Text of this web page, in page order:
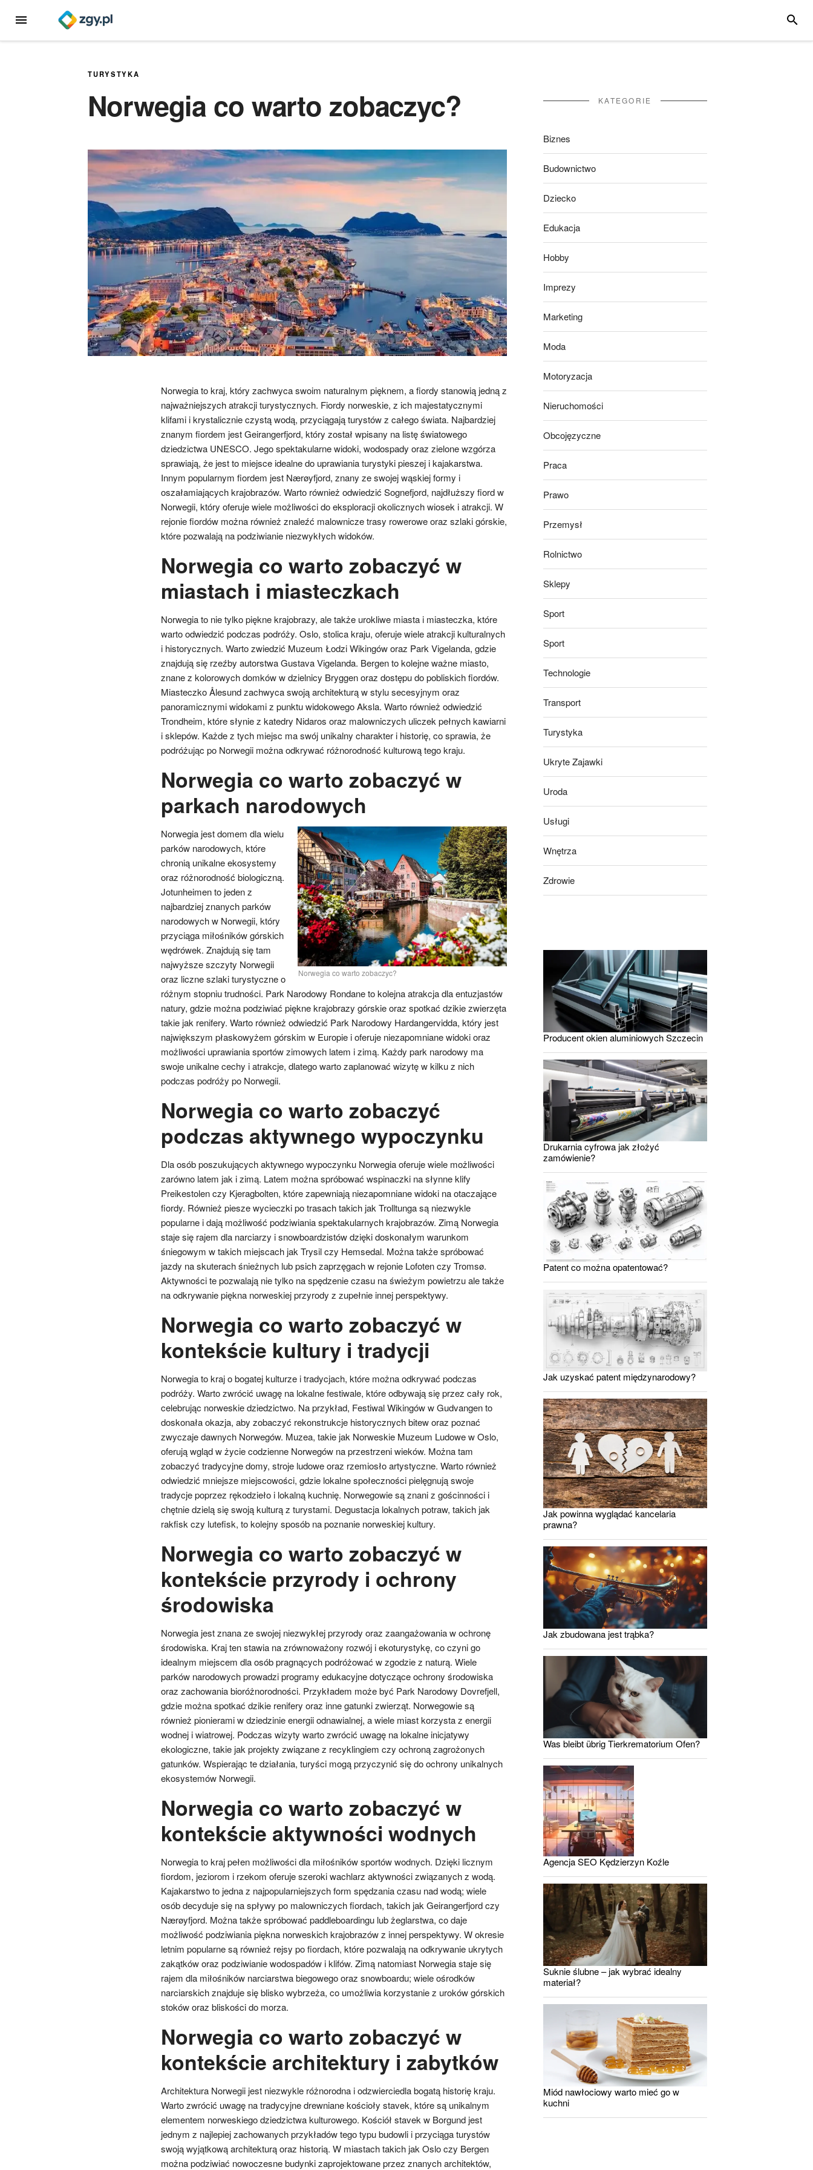
MENU
TURYSTYKA
Norwegia co warto zobaczyc?
Norwegia to kraj, który zachwyca swoim naturalnym pięknem, a fiordy stanowią jedną z
najważniejszych atrakcji turystycznych. Fiordy norweskie, z ich majestatycznymi
klifami i krystalicznie czystą wodą, przyciągają turystów z całego świata. Najbardziej
znanym fiordem jest Geirangerfjord, który został wpisany na listę światowego
dziedzictwa UNESCO. Jego spektakularne widoki, wodospady oraz zielone wzgórza
sprawiają, że jest to miejsce idealne do uprawiania turystyki pieszej i kajakarstwa.
Innym popularnym fiordem jest Nærøyfjord, znany ze swojej wąskiej formy i
oszałamiających krajobrazów. Warto również odwiedzić Sognefjord, najdłuższy fiord w
Norwegii, który oferuje wiele możliwości do eksploracji okolicznych wiosek i atrakcji. W
rejonie fiordów można również znaleźć malownicze trasy rowerowe oraz szlaki górskie,
które pozwalają na podziwianie niezwykłych widoków.
Norwegia co warto zobaczyć w
miastach i miasteczkach
Norwegia to nie tylko piękne krajobrazy, ale także urokliwe miasta i miasteczka, które
warto odwiedzić podczas podróży. Oslo, stolica kraju, oferuje wiele atrakcji kulturalnych
i historycznych. Warto zwiedzić Muzeum Łodzi Wikingów oraz Park Vigelanda, gdzie
znajdują się rzeźby autorstwa Gustava Vigelanda. Bergen to kolejne ważne miasto,
znane z kolorowych domków w dzielnicy Bryggen oraz dostępu do pobliskich fiordów.
Miasteczko Ålesund zachwyca swoją architekturą w stylu secesyjnym oraz
panoramicznymi widokami z punktu widokowego Aksla. Warto również odwiedzić
Trondheim, które słynie z katedry Nidaros oraz malowniczych uliczek pełnych kawiarni
i sklepów. Każde z tych miejsc ma swój unikalny charakter i historię, co sprawia, że
podróżując po Norwegii można odkrywać różnorodność kulturową tego kraju.
Norwegia co warto zobaczyć w
parkach narodowych
Norwegia co warto zobaczyc?
Norwegia jest domem dla wielu
parków narodowych, które
chronią unikalne ekosystemy
oraz różnorodność biologiczną.
Jotunheimen to jeden z
najbardziej znanych parków
narodowych w Norwegii, który
przyciąga miłośników górskich
wędrówek. Znajdują się tam
najwyższe szczyty Norwegii
oraz liczne szlaki turystyczne o
różnym stopniu trudności. Park Narodowy Rondane to kolejna atrakcja dla entuzjastów
natury, gdzie można podziwiać piękne krajobrazy górskie oraz spotkać dzikie zwierzęta
takie jak renifery. Warto również odwiedzić Park Narodowy Hardangervidda, który jest
największym płaskowyżem górskim w Europie i oferuje niezapomniane widoki oraz
możliwości uprawiania sportów zimowych latem i zimą. Każdy park narodowy ma
swoje unikalne cechy i atrakcje, dlatego warto zaplanować wizytę w kilku z nich
podczas podróży po Norwegii.
Norwegia co warto zobaczyć
podczas aktywnego wypoczynku
Dla osób poszukujących aktywnego wypoczynku Norwegia oferuje wiele możliwości
zarówno latem jak i zimą. Latem można spróbować wspinaczki na słynne klify
Preikestolen czy Kjeragbolten, które zapewniają niezapomniane widoki na otaczające
fiordy. Również piesze wycieczki po trasach takich jak Trolltunga są niezwykle
popularne i dają możliwość podziwiania spektakularnych krajobrazów. Zimą Norwegia
staje się rajem dla narciarzy i snowboardzistów dzięki doskonałym warunkom
śniegowym w takich miejscach jak Trysil czy Hemsedal. Można także spróbować
jazdy na skuterach śnieżnych lub psich zaprzęgach w rejonie Lofoten czy Tromsø.
Aktywności te pozwalają nie tylko na spędzenie czasu na świeżym powietrzu ale także
na odkrywanie piękna norweskiej przyrody z zupełnie innej perspektywy.
Norwegia co warto zobaczyć w
kontekście kultury i tradycji
Norwegia to kraj o bogatej kulturze i tradycjach, które można odkrywać podczas
podróży. Warto zwrócić uwagę na lokalne festiwale, które odbywają się przez cały rok,
celebrując norweskie dziedzictwo. Na przykład, Festiwal Wikingów w Gudvangen to
doskonała okazja, aby zobaczyć rekonstrukcje historycznych bitew oraz poznać
zwyczaje dawnych Norwegów. Muzea, takie jak Norweskie Muzeum Ludowe w Oslo,
oferują wgląd w życie codzienne Norwegów na przestrzeni wieków. Można tam
zobaczyć tradycyjne domy, stroje ludowe oraz rzemiosło artystyczne. Warto również
odwiedzić mniejsze miejscowości, gdzie lokalne społeczności pielęgnują swoje
tradycje poprzez rękodzieło i lokalną kuchnię. Norwegowie są znani z gościnności i
chętnie dzielą się swoją kulturą z turystami. Degustacja lokalnych potraw, takich jak
rakfisk czy lutefisk, to kolejny sposób na poznanie norweskiej kultury.
Norwegia co warto zobaczyć w
kontekście przyrody i ochrony
środowiska
Norwegia jest znana ze swojej niezwykłej przyrody oraz zaangażowania w ochronę
środowiska. Kraj ten stawia na zrównoważony rozwój i ekoturystykę, co czyni go
idealnym miejscem dla osób pragnących podróżować w zgodzie z naturą. Wiele
parków narodowych prowadzi programy edukacyjne dotyczące ochrony środowiska
oraz zachowania bioróżnorodności. Przykładem może być Park Narodowy Dovrefjell,
gdzie można spotkać dzikie renifery oraz inne gatunki zwierząt. Norwegowie są
również pionierami w dziedzinie energii odnawialnej, a wiele miast korzysta z energii
wodnej i wiatrowej. Podczas wizyty warto zwrócić uwagę na lokalne inicjatywy
ekologiczne, takie jak projekty związane z recyklingiem czy ochroną zagrożonych
gatunków. Wspierając te działania, turyści mogą przyczynić się do ochrony unikalnych
ekosystemów Norwegii.
Norwegia co warto zobaczyć w
kontekście aktywności wodnych
Norwegia to kraj pełen możliwości dla miłośników sportów wodnych. Dzięki licznym
fiordom, jeziorom i rzekom oferuje szeroki wachlarz aktywności związanych z wodą.
Kajakarstwo to jedna z najpopularniejszych form spędzania czasu nad wodą; wiele
osób decyduje się na spływy po malowniczych fiordach, takich jak Geirangerfjord czy
Nærøyfjord. Można także spróbować paddleboardingu lub żeglarstwa, co daje
możliwość podziwiania piękna norweskich krajobrazów z innej perspektywy. W okresie
letnim popularne są również rejsy po fiordach, które pozwalają na odkrywanie ukrytych
zakątków oraz podziwianie wodospadów i klifów. Zimą natomiast Norwegia staje się
rajem dla miłośników narciarstwa biegowego oraz snowboardu; wiele ośrodków
narciarskich znajduje się blisko wybrzeża, co umożliwia korzystanie z uroków górskich
stoków oraz bliskości do morza.
Norwegia co warto zobaczyć w
kontekście architektury i zabytków
Architektura Norwegii jest niezwykle różnorodna i odzwierciedla bogatą historię kraju.
Warto zwrócić uwagę na tradycyjne drewniane kościoły stavek, które są unikalnym
elementem norweskiego dziedzictwa kulturowego. Kościół stavek w Borgund jest
jednym z najlepiej zachowanych przykładów tego typu budowli i przyciąga turystów
swoją wyjątkową architekturą oraz historią. W miastach takich jak Oslo czy Bergen
można podziwiać nowoczesne budynki zaprojektowane przez znanych architektów,
KATEGORIE
Biznes
Budownictwo
Dziecko
Edukacja
Hobby
Imprezy
Marketing
Moda
Motoryzacja
Nieruchomości
Obcojęzyczne
Praca
Prawo
Przemysł
Rolnictwo
Sklepy
Sport
Sport
Technologie
Transport
Turystyka
Ukryte Zajawki
Uroda
Usługi
Wnętrza
Zdrowie
Producent okien aluminiowych Szczecin
Drukarnia cyfrowa jak złożyć
zamówienie?
Patent co można opatentować?
Jak uzyskać patent międzynarodowy?
Jak powinna wyglądać kancelaria
prawna?
Jak zbudowana jest trąbka?
Was bleibt übrig Tierkrematorium Ofen?
Agencja SEO Kędzierzyn Koźle
Suknie ślubne – jak wybrać idealny
materiał?
Miód nawłociowy warto mieć go w
kuchni